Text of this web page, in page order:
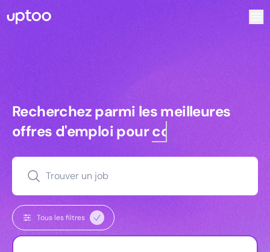
Recherchez parmi les meilleures
Recherchez parmi les meilleures
offres d'emploi pourcommerciaux
Trouver un job
Tous les filtres